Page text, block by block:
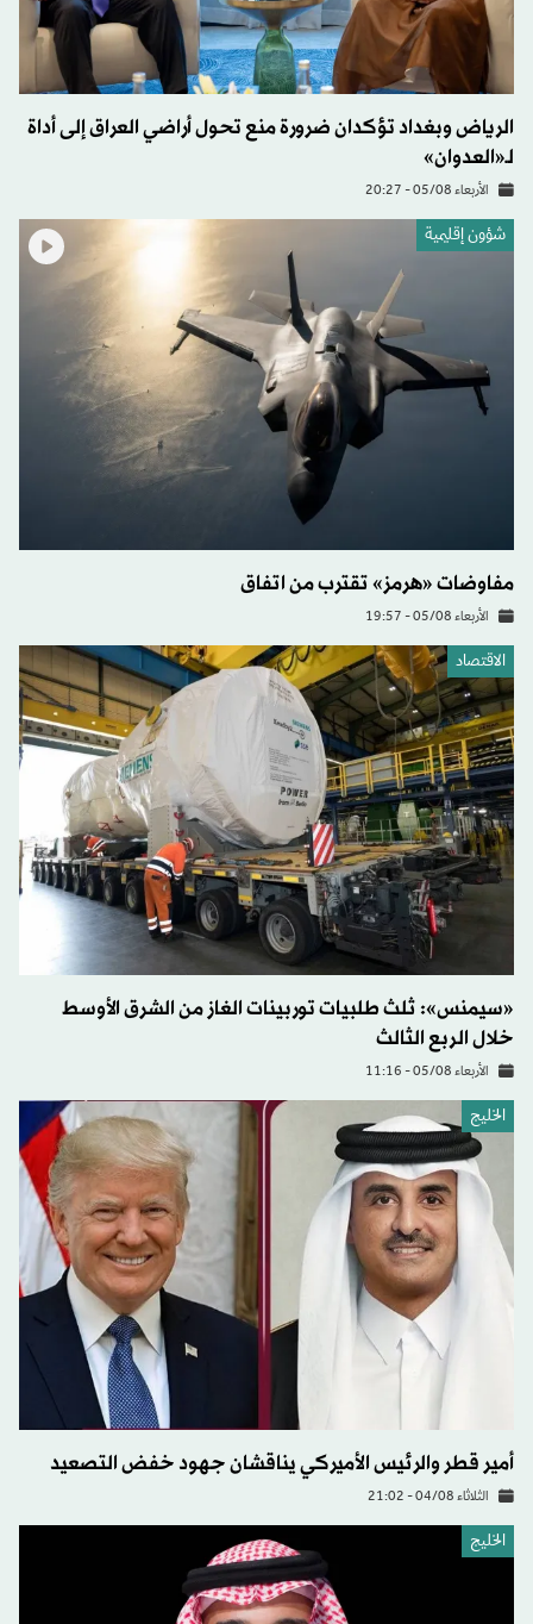
الرياض وبغداد تؤكدان ضرورة منع تحول أراضي العراق إلى أداة
لـ«العدوان»
الأربعاء 05/08 - 20:27
شؤون إقليمية
مفاوضات «هرمز» تقترب من اتفاق
الأربعاء 05/08 - 19:57
الاقتصاد
«سيمنس»: ثلث طلبيات توربينات الغاز من الشرق الأوسط
خلال الربع الثالث
الأربعاء 05/08 - 11:16
الخليج
أمير قطر والرئيس الأميركي يناقشان جهود خفض التصعيد
الثلاثاء 04/08 - 21:02
الخليج